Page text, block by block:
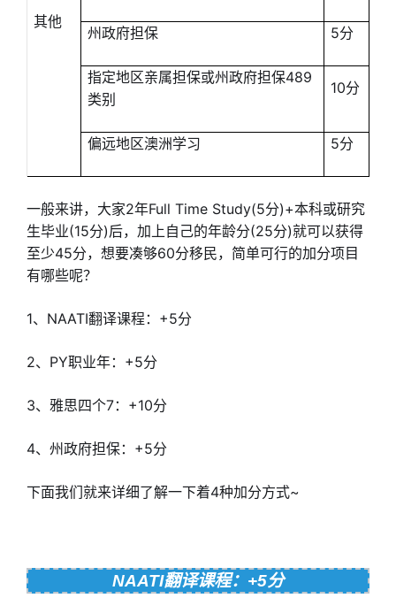
其他
州政府担保 5分
指定地区亲属担保或州政府担保489
类别
10分
偏远地区澳洲学习 5分
一般来讲，大家2年Full Time Study(5分)+本科或研究
生毕业(15分)后，加上自己的年龄分(25分)就可以获得
至少45分，想要凑够60分移民，简单可行的加分项目
有哪些呢？
1、NAATI翻译课程：+5分
2、PY职业年：+5分
3、雅思四个7：+10分
4、州政府担保：+5分
下面我们就来详细了解一下着4种加分方式~
NAATI翻译课程：+5分